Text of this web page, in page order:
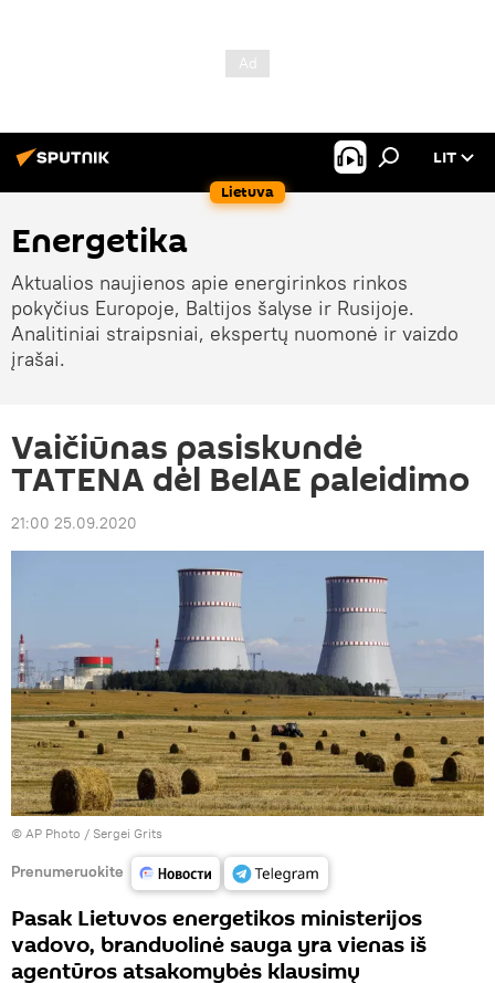
Lietuva
LIT
Energetika
Aktualios naujienos apie energirinkos rinkos
pokyčius Europoje, Baltijos šalyse ir Rusijoje.
Analitiniai straipsniai, ekspertų nuomonė ir vaizdo
įrašai.
Vaičiūnas pasiskundė
TATENA dėl BelAE paleidimo
21:00 25.09.2020
© AP Photo / Sergei Grits
Prenumeruokite
Pasak Lietuvos energetikos ministerijos
vadovo, branduolinė sauga yra vienas iš
agentūros atsakomybės klausimų